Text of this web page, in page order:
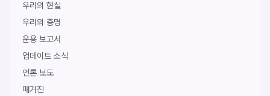
우리의 현실
우리의 증명
운용 보고서
업데이트 소식
언론 보도
매거진